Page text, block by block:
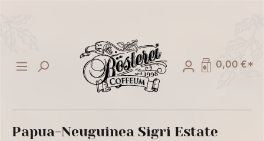
0,00 €*
Papua-Neuguinea Sigri Estate